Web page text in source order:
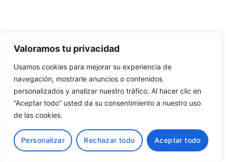
Valoramos tu privacidad
Usamos cookies para mejorar su experiencia de
navegación, mostrarle anuncios o contenidos
personalizados y analizar nuestro tráfico. Al hacer clic en
“Aceptar todo” usted da su consentimiento a nuestro uso
de las cookies.
Personalizar Rechazar todo Aceptar todo
Unidad 10